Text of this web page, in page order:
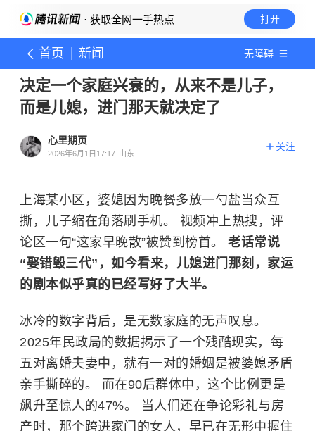
· 获取全网一手热点 打开
首页 新闻 无障碍
决定一个家庭兴衰的，从来不是儿子，
而是儿媳，进门那天就决定了
心里期页
2026年6月1日17:17 山东
关注
上海某小区，婆媳因为晚餐多放一勺盐当众互
撕，儿子缩在角落刷手机。 视频冲上热搜，评
论区一句“这家早晚散”被赞到榜首。 老话常说
“娶错毁三代”，如今看来，儿媳进门那刻，家运
的剧本似乎真的已经写好了大半。
冰冷的数字背后，是无数家庭的无声叹息。
2025年民政局的数据揭示了一个残酷现实，每
五对离婚夫妻中，就有一对的婚姻是被婆媳矛盾
亲手撕碎的。 而在90后群体中，这个比例更是
飙升至惊人的47%。 当人们还在争论彩礼与房
产时，那个跨进家门的女人，早已在无形中握住